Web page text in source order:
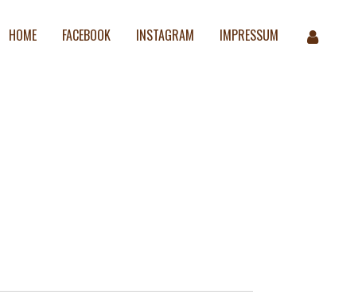
HOME FACEBOOK INSTAGRAM IMPRESSUM